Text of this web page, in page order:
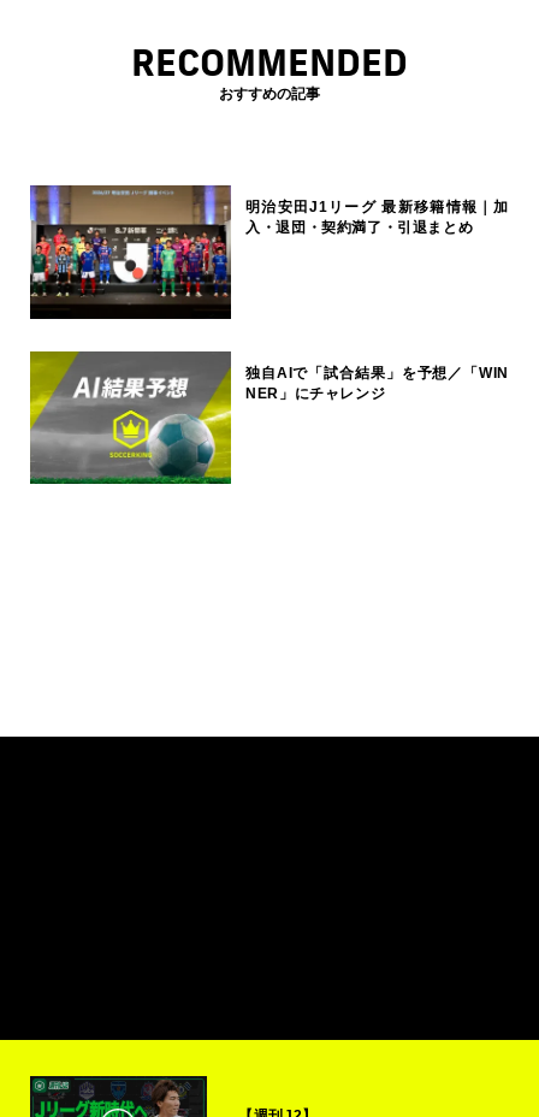
RECOMMENDED
おすすめの記事
明治安田J1リーグ 最新移籍情報｜加
入・退団・契約満了・引退まとめ
独自AIで「試合結果」を予想／「WIN
NER」にチャレンジ